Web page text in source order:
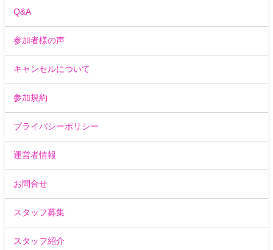
Q&A
参加者様の声
キャンセルについて
参加規約
プライバシーポリシー
運営者情報
お問合せ
スタッフ募集
スタッフ紹介